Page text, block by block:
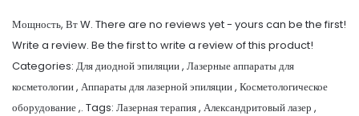
Мощность, Вт W. There are no reviews yet - yours can be the first!
Write a review. Be the first to write a review of this product!
Categories: Для диодной эпиляции , Лазерные аппараты для
косметологии , Аппараты для лазерной эпиляции , Косметологическое
оборудование ,. Tags: Лазерная терапия , Александритовый лазер ,